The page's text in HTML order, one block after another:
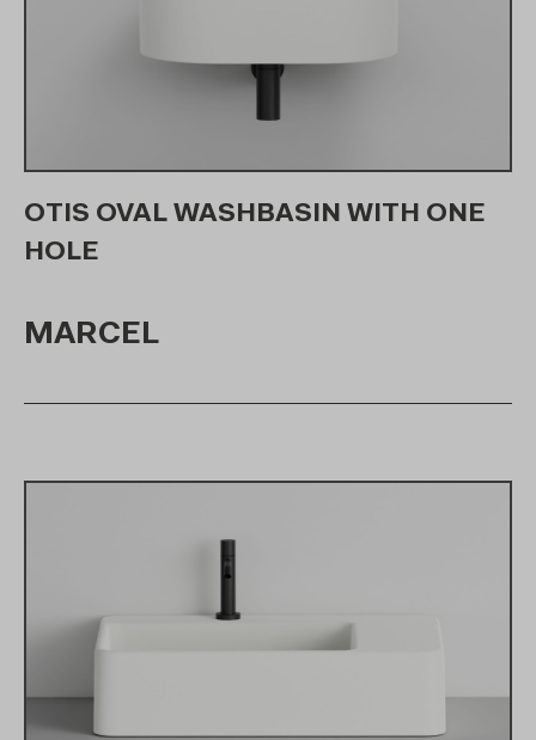
OTIS OVAL WASHBASIN WITH ONE
HOLE
MARCEL